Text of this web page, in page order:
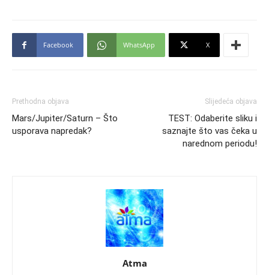
Facebook WhatsApp X
Prethodna objava
Mars/Jupiter/Saturn – Što
usporava napredak?
Slijedeća objava
TEST: Odaberite sliku i
saznajte što vas čeka u
narednom periodu!
Atma